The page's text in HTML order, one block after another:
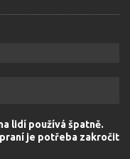
lidí používá špatně.
je potřeba zakročit